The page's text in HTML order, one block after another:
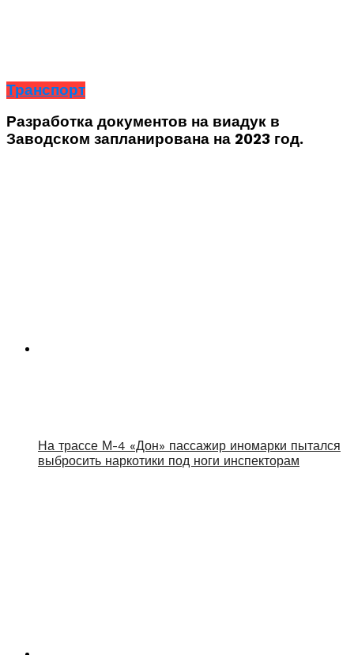
Транспорт
Разработка документов на виадук в
Заводском запланирована на 2023 год.
На трассе М-4 «Дон» пассажир иномарки пытался
выбросить наркотики под ноги инспекторам